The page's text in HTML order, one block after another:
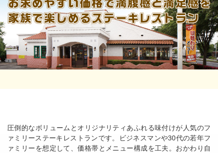
圧倒的なボリュームとオリジナリティあふれる味付けが人気のフ
ァミリーステーキレストランです。ビジネスマンや30代の若年フ
ァミリーを想定して、価格帯とメニュー構成を工夫。おかわり自